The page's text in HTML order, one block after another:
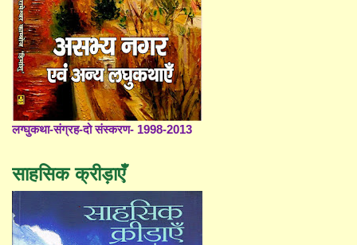
लग्घुकथा-संग्रह-दो संस्करण- 1998-2013
साहसिक क्रीड़ाएँ